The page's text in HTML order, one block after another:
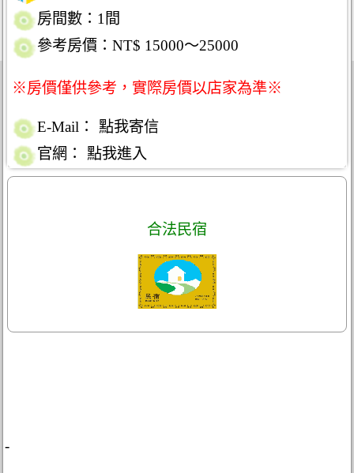
房間數：1間
參考房價：NT$ 15000～25000
※房價僅供參考，實際房價以店家為準※
E-Mail：
點我寄信
官網：
點我進入
合法民宿
-